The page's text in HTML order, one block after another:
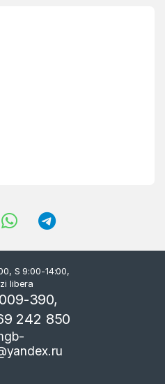
S 9:00-14:00,
libera
390,
242 850